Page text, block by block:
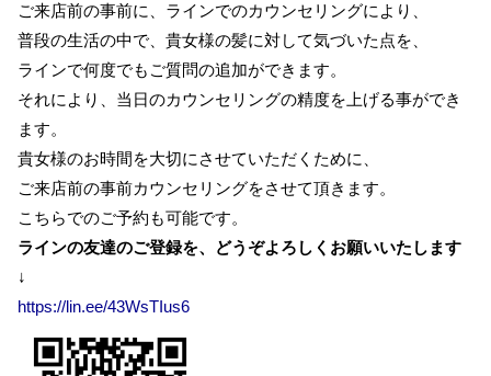
ご来店前の事前に、ラインでのカウンセリングにより、
普段の生活の中で、貴女様の髪に対して気づいた点を、
ラインで何度でもご質問の追加ができます。
それにより、当日のカウンセリングの精度を上げる事ができ
ます。
貴女様のお時間を大切にさせていただくために、
ご来店前の事前カウンセリングをさせて頂きます。
こちらでのご予約も可能です。
ラインの友達のご登録を、どうぞよろしくお願いいたします
↓
https://lin.ee/43WsTIus6